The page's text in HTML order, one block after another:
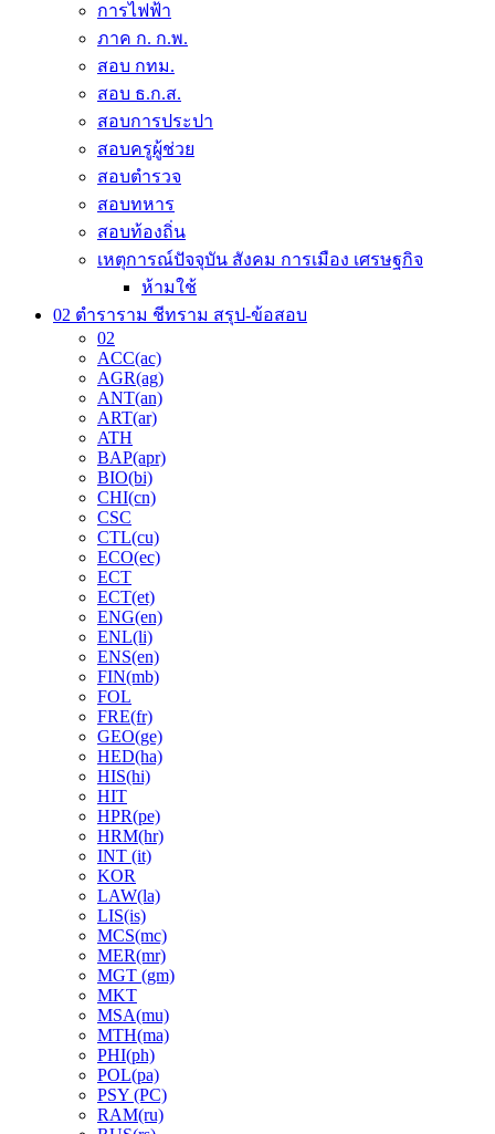
การไฟฟ้า
ภาค ก. ก.พ.
สอบ กทม.
สอบ ธ.ก.ส.
สอบการประปา
สอบครูผู้ช่วย
สอบตำรวจ
สอบทหาร
สอบท้องถิ่น
เหตุการณ์ปัจจุบัน สังคม การเมือง เศรษฐกิจ
ห้ามใช้
02 ตำราราม ชีทราม สรุป-ข้อสอบ
02
ACC(ac)
AGR(ag)
ANT(an)
ART(ar)
ATH
BAP(apr)
BIO(bi)
CHI(cn)
CSC
CTL(cu)
ECO(ec)
ECT
ECT(et)
ENG(en)
ENL(li)
ENS(en)
FIN(mb)
FOL
FRE(fr)
GEO(ge)
HED(ha)
HIS(hi)
HIT
HPR(pe)
HRM(hr)
INT (it)
KOR
LAW(la)
LIS(is)
MCS(mc)
MER(mr)
MGT (gm)
MKT
MSA(mu)
MTH(ma)
PHI(ph)
POL(pa)
PSY (PC)
RAM(ru)